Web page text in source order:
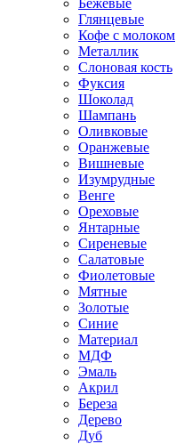
Бежевые
Глянцевые
Кофе с молоком
Металлик
Слоновая кость
Фуксия
Шоколад
Шампань
Оливковые
Оранжевые
Вишневые
Изумрудные
Венге
Ореховые
Янтарные
Сиреневые
Салатовые
Фиолетовые
Мятные
Золотые
Синие
Материал
МДФ
Эмаль
Акрил
Береза
Дерево
Дуб